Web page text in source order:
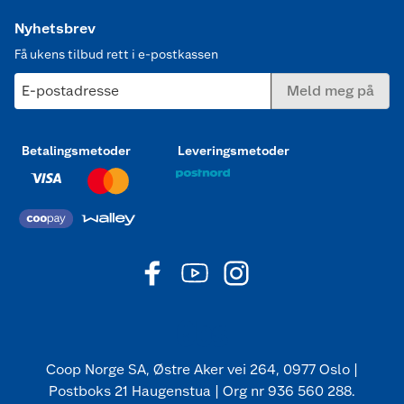
Nyhetsbrev
Få ukens tilbud rett i e-postkassen
E-postadresse Meld meg på
Betalingsmetoder Leveringsmetoder
Coop Norge SA, Østre Aker vei 264, 0977 Oslo |
Postboks 21 Haugenstua | Org nr 936 560 288.